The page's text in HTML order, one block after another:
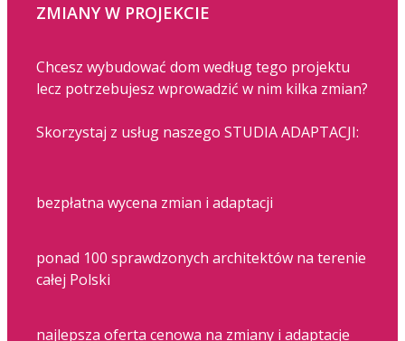
ZMIANY W PROJEKCIE
Chcesz wybudować dom według tego projektu
lecz potrzebujesz wprowadzić w nim kilka zmian?
Skorzystaj z usług naszego STUDIA ADAPTACJI:
bezpłatna wycena zmian i adaptacji
ponad 100 sprawdzonych architektów na terenie
całej Polski
najlepsza oferta cenowa na zmiany i adaptacje